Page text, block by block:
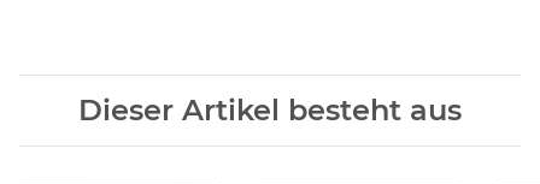
Dieser Artikel besteht aus